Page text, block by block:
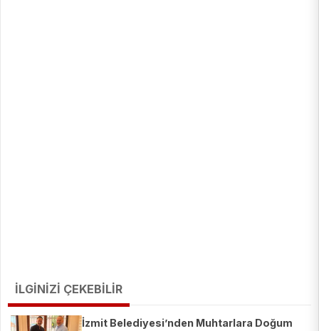
İLGİNİZİ ÇEKEBİLİR
İzmit Belediyesi’nden Muhtarlara Doğum